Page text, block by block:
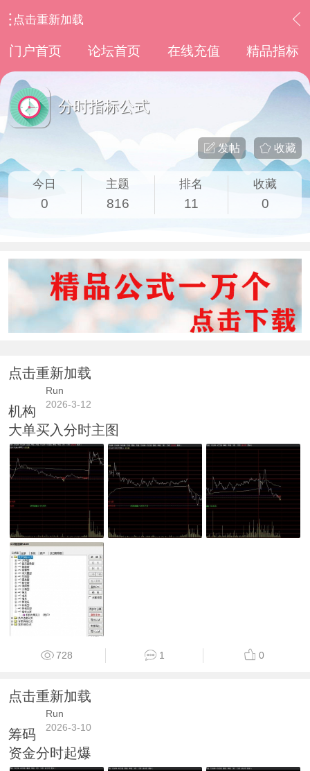
点击重新加载
门户首页 论坛首页 在线充值 精品指标
分时指标公式
收藏
发帖
今日
0
主题
816
排名
11
收藏
0
点击重新加载
Run
2026-3-12
机构
大单买入分时主图
728 1 0
点击重新加载
Run
2026-3-10
筹码
资金分时起爆